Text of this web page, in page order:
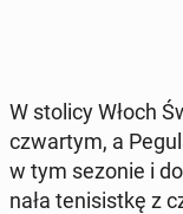
W stolicy Włoch
czwar­tym, a
w tym sezonie i
na­ła te­ni­sist­kę z